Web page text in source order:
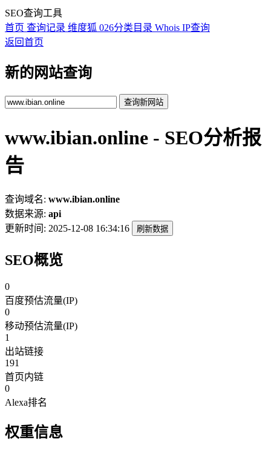
SEO查询工具
首页 查询记录 维度狐 026分类目录 Whois IP查询
返回首页
新的网站查询
查询新网站
www.ibian.online - SEO分析报
告
查询域名: www.ibian.online
数据来源: api
更新时间: 2025-12-08 16:34:16 刷新数据
SEO概览
0
百度预估流量(IP)
0
移动预估流量(IP)
1
出站链接
191
首页内链
0
Alexa排名
权重信息